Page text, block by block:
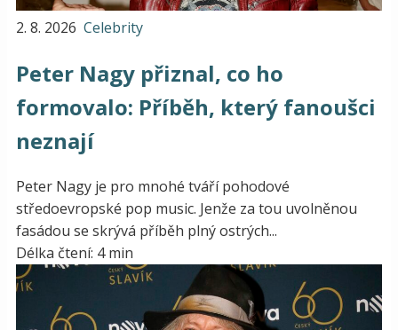
2. 8. 2026 Celebrity
Peter Nagy přiznal, co ho
formovalo: Příběh, který fanoušci
neznají
Peter Nagy je pro mnohé tváří pohodové
středoevropské pop music. Jenže za tou uvolněnou
fasádou se skrývá příběh plný ostrých...
Délka čtení: 4 min